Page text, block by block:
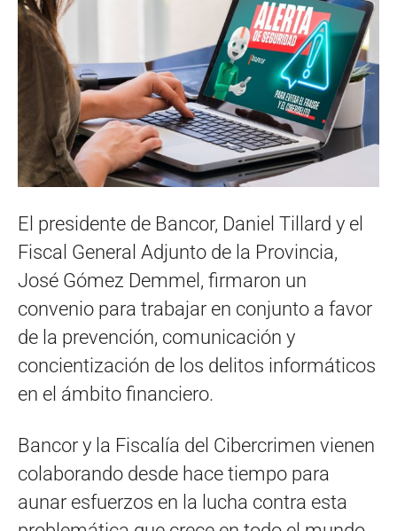
El presidente de Bancor, Daniel Tillard y el
Fiscal General Adjunto de la Provincia,
José Gómez Demmel, firmaron un
convenio para trabajar en conjunto a favor
de la prevención, comunicación y
concientización de los delitos informáticos
en el ámbito financiero.
Bancor y la Fiscalía del Cibercrimen vienen
colaborando desde hace tiempo para
aunar esfuerzos en la lucha contra esta